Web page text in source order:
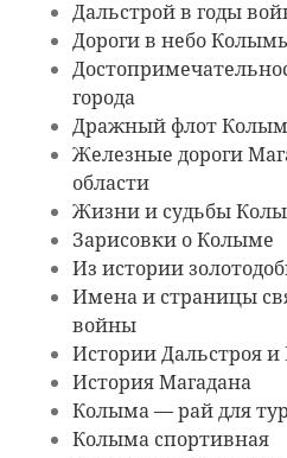
Дальстрой в годы
Дороги в небо
города
Дражный флот
Железные дороги
области
Жизни и судьбы
Зарисовки о Колыме
Из истории
Имена и страницы
войны
Истории Дальстроя
История Магадана
Колыма — рай для
Колыма спортивная